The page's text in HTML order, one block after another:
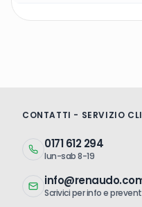
CONTATTI - SERVIZIO
0171 612 294
lun-sab 8-19
Scrivici per info e